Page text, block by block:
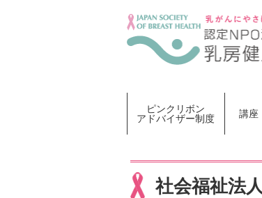
ピンクリボン
アドバイザー制度
講座
社会福祉法